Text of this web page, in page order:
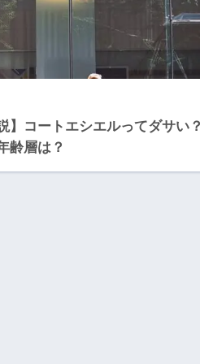
】コートエシエルってダサい
齢層は？